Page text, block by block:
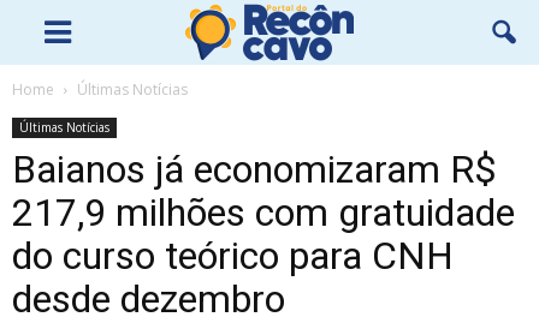
Home Últimas Notícias
Últimas Notícias
Baianos já economizaram R$
217,9 milhões com gratuidade
do curso teórico para CNH
desde dezembro